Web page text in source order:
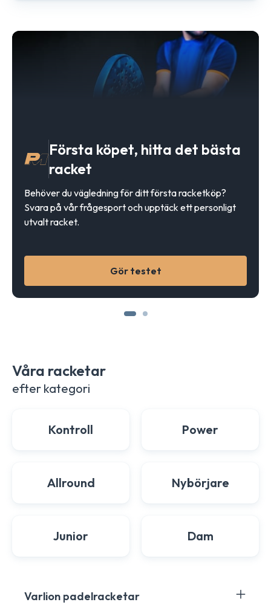
Första köpet, hitta det bästa
racket
Behöver du vägledning för ditt första racketköp?
Svara på vår frågesport och upptäck ett personligt
utvalt racket.
Gör testet
Våra racketar
efter kategori
Kontroll Power
Allround Nybörjare
Junior Dam
Varlion padelracketar